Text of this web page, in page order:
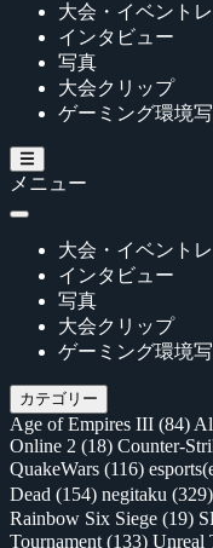
大会・イベント
インタビュー
写真
大会クリップ
ゲーミング環境
メニュー
大会・イベント
インタビュー
写真
大会クリップ
ゲーミング環境
カテゴリー
Age of Empires III (84)
Online 2 (18) Counter-
QuakeWars (116)
Dead (154) negitaku (329)
Rainbow Six Siege (19)
Tournament (133) Unreal